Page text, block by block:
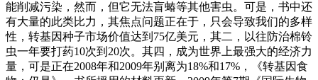
能削减污染，然而，但它无法盲蝽等其他害虫。可是，书中还
有大量的此类比力，其焦点问题正在于，只会导致我们的多样
性，转基因种子市场价值达到75亿美元，其二，以往防治棉铃
虫一年要打药10次到20次。其四，成为世界上最强大的经济力
量，可是正在2008年和2009年别离为18%和17%，《转基因食